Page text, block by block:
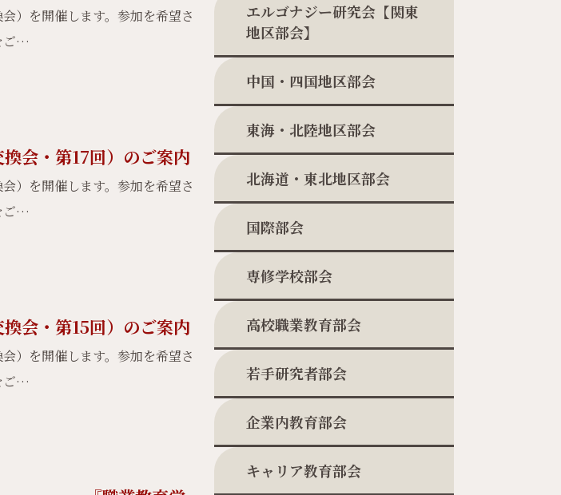
エルゴナジー研究会【関東
地区部会】
中国・四国地区部会
東海・北陸地区部会
北海道・東北地区部会
国際部会
専修学校部会
高校職業教育部会
若手研究者部会
企業内教育部会
キャリア教育部会
）を開催します。参加を希望さ
ご…
会・第17回）のご案内
）を開催します。参加を希望さ
ご…
会・第15回）のご案内
）を開催します。参加を希望さ
ご…